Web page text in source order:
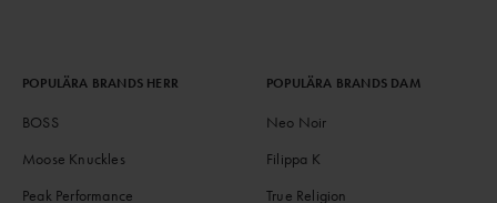
POPULÄRA BRANDS HERR
BOSS
Moose Knuckles
Peak Performance
POPULÄRA BRANDS DAM
Neo Noir
Filippa K
True Religion